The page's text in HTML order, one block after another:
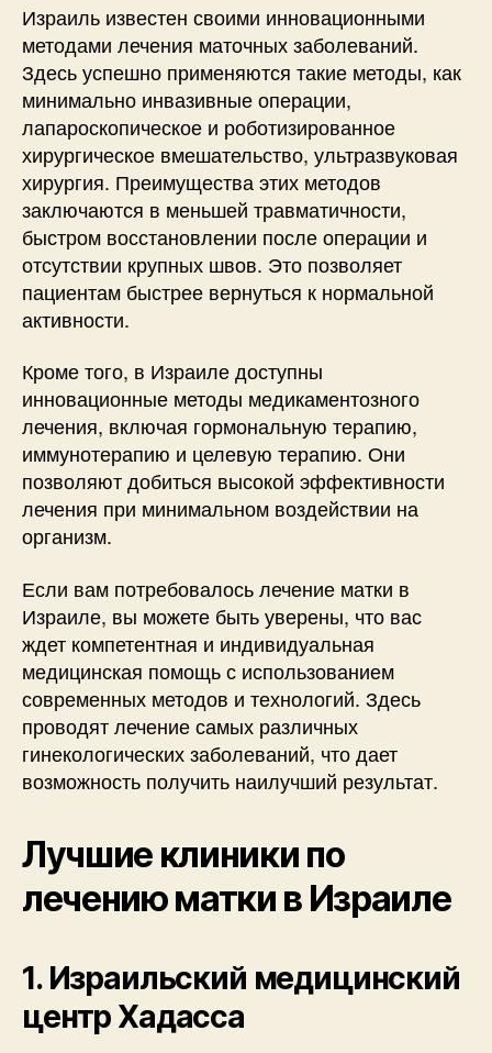
Израиль известен своими инновационными
методами лечения маточных заболеваний.
Здесь успешно применяются такие методы, как
минимально инвазивные операции,
лапароскопическое и роботизированное
хирургическое вмешательство, ультразвуковая
хирургия. Преимущества этих методов
заключаются в меньшей травматичности,
быстром восстановлении после операции и
отсутствии крупных швов. Это позволяет
пациентам быстрее вернуться к нормальной
активности.
Кроме того, в Израиле доступны
инновационные методы медикаментозного
лечения, включая гормональную терапию,
иммунотерапию и целевую терапию. Они
позволяют добиться высокой эффективности
лечения при минимальном воздействии на
организм.
Если вам потребовалось лечение матки в
Израиле, вы можете быть уверены, что вас
ждет компетентная и индивидуальная
медицинская помощь с использованием
современных методов и технологий. Здесь
проводят лечение самых различных
гинекологических заболеваний, что дает
возможность получить наилучший результат.
Лучшие клиники по
лечению матки в Израиле
1. Израильский медицинский
центр Хадасса